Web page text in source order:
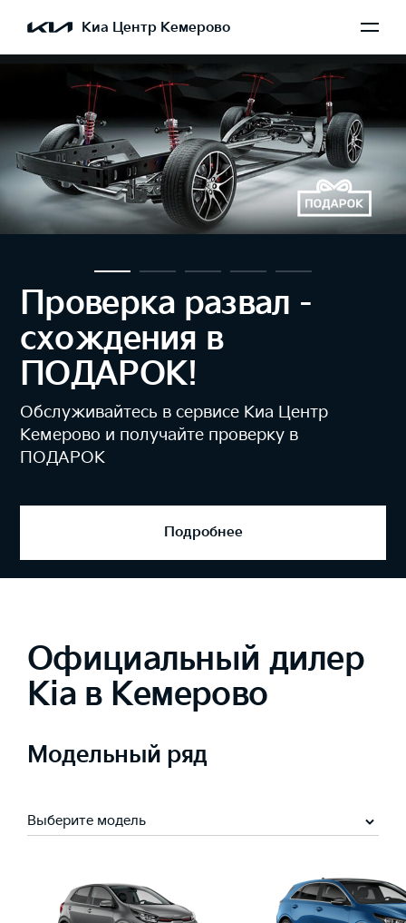
Киа Центр Кемерово
Проверка развал -
схождения в
ПОДАРОК!
Обслуживайтесь в сервисе Киа Центр
Кемерово и получайте проверку в
ПОДАРОК
Подробнее
Официальный дилер
Kia в Кемерово
Модельный ряд
Выберите модель